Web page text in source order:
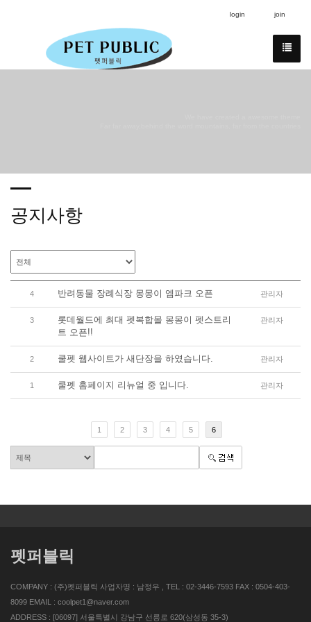
login join
공지사항
4 반려동물 장례식장 몽몽이 엠파크 오픈 관리자
3
롯데월드에 최대 펫복합몰 몽몽이 펫스트리
트 오픈!!
관리자
2 쿨펫 웹사이트가 새단장을 하였습니다. 관리자
1 쿨펫 홈페이지 리뉴얼 중 입니다. 관리자
1 2 3 4 5 6
펫퍼블릭
COMPANY : (주)펫퍼블릭 사업자명 : 남정우 , TEL : 02-3446-7593 FAX : 0504-403-
8099 EMAIL : coolpet1@naver.com
ADDRESS : [06097] 서울특별시 강남구 선릉로 620(삼성동 35-3)